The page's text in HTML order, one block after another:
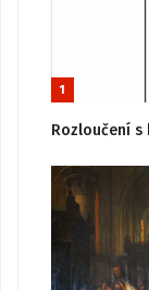
1
Rozloučení s